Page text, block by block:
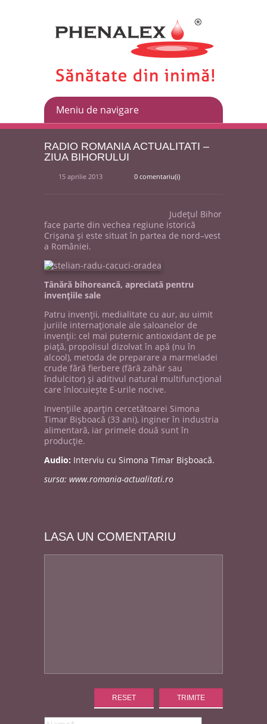
RADIO ROMANIA ACTUALITATI –
ZIUA BIHORULUI
15 aprilie 2013 0 comentariu(i)
Judeţul Bihor
face parte din vechea regiune istorică
Crişana şi este situat în partea de nord–vest
a României.
Tânără bihoreancă, apreciată pentru
invenţiile sale
Patru invenţii, medialitate cu aur, au uimit
juriile internaţionale ale saloanelor de
invenţii: cel mai puternic antioxidant de pe
piaţă, propolisul dizolvat în apă (nu în
alcool), metoda de preparare a marmeladei
crude fără fierbere (fără zahăr sau
îndulcitor) şi aditivul natural multifuncţional
care înlocuieşte E-urile nocive.
Invenţiile aparţin cercetătoarei Simona
Timar Bişboacă (33 ani), inginer în industria
alimentară, iar primele două sunt în
producţie.
Audio: Interviu cu Simona Timar Bişboacă.
sursa: www.romania-actualitati.ro
LASA UN COMENTARIU